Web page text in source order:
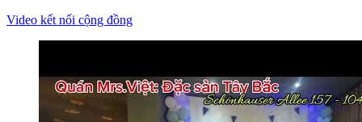
Video kết nối cộng đồng